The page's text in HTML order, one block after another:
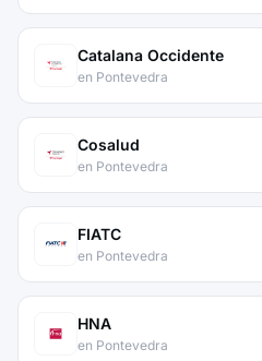
Catalana Occidente
en Pontevedra
Cosalud
en Pontevedra
FIATC
en Pontevedra
HNA
en Pontevedra